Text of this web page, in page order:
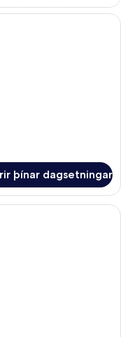
rúmföt úr egypskri
þínar dagsetningar
rúmföt úr egypskri